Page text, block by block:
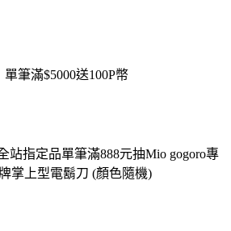
單筆滿$5000送100P幣
站指定品單筆滿888元抽Mio gogoro專
掌上型電鬍刀 (顏色隨機)